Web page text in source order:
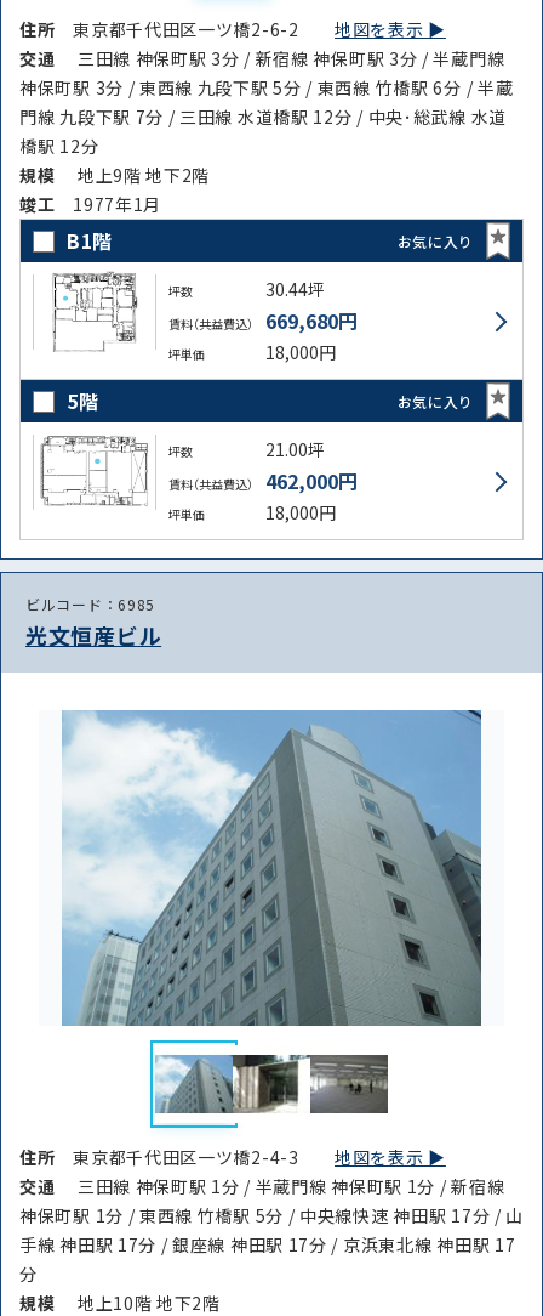
住所東京都千代田区一ツ橋2-6-2地図を表示 ▶︎
交通
三田線 神保町駅 3分 / 新宿線 神保町駅 3分 / 半蔵門線
神保町駅 3分 / 東西線 九段下駅 5分 / 東西線 竹橋駅 6分 / 半蔵
門線 九段下駅 7分 / 三田線 水道橋駅 12分 / 中央･総武線 水道
橋駅 12分
規模
地上9階 地下2階
竣⼯ 1977年1月
B1階 お気に入り
坪数 30.44坪
賃料（共益費込） 669,680円
坪単価 18,000円
5階 お気に入り
坪数 21.00坪
賃料（共益費込） 462,000円
坪単価 18,000円
ビルコード：6985
光文恒産ビル
住所東京都千代田区一ツ橋2-4-3地図を表示 ▶︎
交通
三田線 神保町駅 1分 / 半蔵門線 神保町駅 1分 / 新宿線
神保町駅 1分 / 東西線 竹橋駅 5分 / 中央線快速 神田駅 17分 / 山
手線 神田駅 17分 / 銀座線 神田駅 17分 / 京浜東北線 神田駅 17
分
規模
地上10階 地下2階